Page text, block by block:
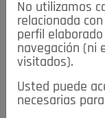
≡NOTICIAS
No utilizamos
relacionada
perfil
navegación (ni
visitados).
Usted puede
necesarias